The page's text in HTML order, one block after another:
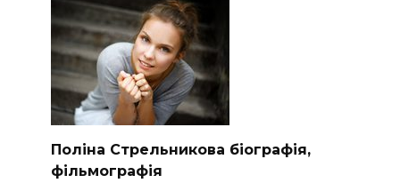
Поліна Стрельникова біографія,
фільмографія